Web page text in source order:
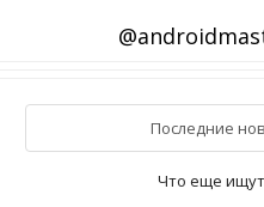
Последние
Что еще